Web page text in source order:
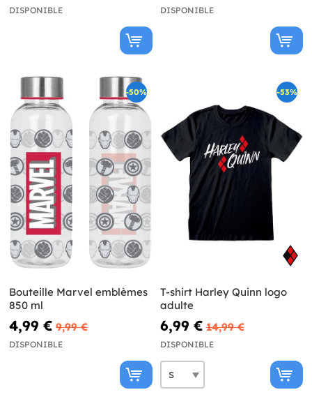
DISPONIBLE DISPONIBLE
-50%
Bouteille Marvel emblèmes
850 ml
4,99 € 9,99 €
DISPONIBLE
-53%
T-shirt Harley Quinn logo
adulte
6,99 € 14,99 €
DISPONIBLE